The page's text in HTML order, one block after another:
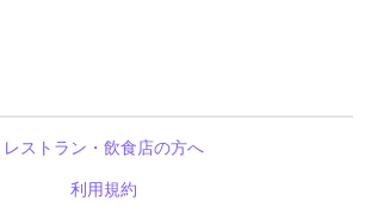
レストラン・飲食店の方へ
利用規約